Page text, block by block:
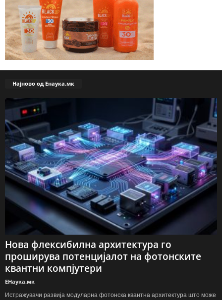
Најново од Енаука.мк
Нова флексибилна архитектура го
проширува потенцијалот на фотонските
квантни компјутери
ЕНаука.мк
Истражувачи развија модуларна фотонска квантна архитектура што може